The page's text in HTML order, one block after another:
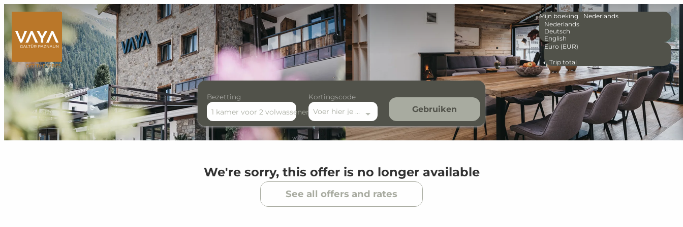
Bezetting
1 kamer voor 2 volwassenen
Kortingscode
Voer hier je kortingscode in Gebruiken
Mijn boeking
Nederlands
Nederlands
Deutsch
English
Euro (EUR)
Trip total
We're sorry, this offer is no longer available
See all offers and rates